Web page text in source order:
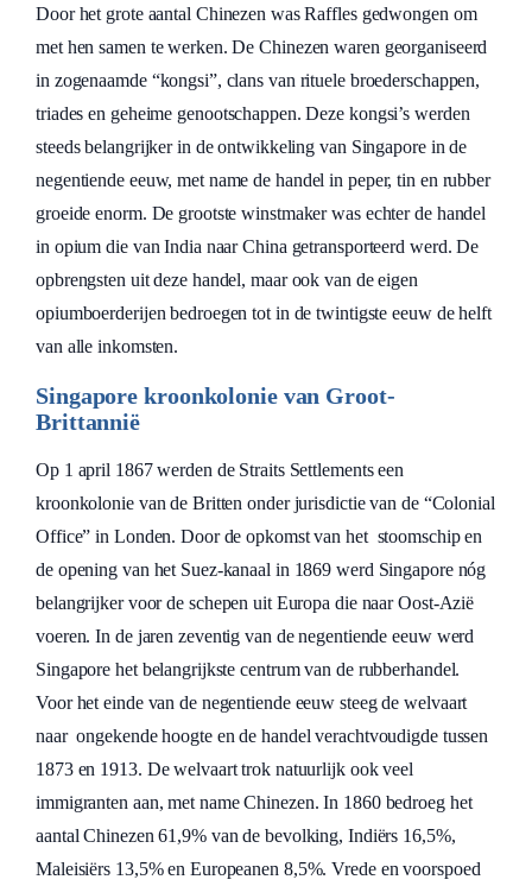
Door het grote aantal Chinezen was Raffles gedwongen om
met hen samen te werken. De Chinezen waren georganiseerd
in zogenaamde “kongsi”, clans van rituele broederschappen,
triades en geheime genootschappen. Deze kongsi’s werden
steeds belangrijker in de ontwikkeling van Singapore in de
negentiende eeuw, met name de handel in peper, tin en rubber
groeide enorm. De grootste winstmaker was echter de handel
in opium die van India naar China getransporteerd werd. De
opbrengsten uit deze handel, maar ook van de eigen
opiumboerderijen bedroegen tot in de twintigste eeuw de helft
van alle inkomsten.
Singapore kroonkolonie van Groot-
Brittannië
Op 1 april 1867 werden de Straits Settlements een
kroonkolonie van de Britten onder jurisdictie van de “Colonial
Office” in Londen. Door de opkomst van het stoomschip en
de opening van het Suez-kanaal in 1869 werd Singapore nóg
belangrijker voor de schepen uit Europa die naar Oost-Azië
voeren. In de jaren zeventig van de negentiende eeuw werd
Singapore het belangrijkste centrum van de rubberhandel.
Voor het einde van de negentiende eeuw steeg de welvaart
naar ongekende hoogte en de handel verachtvoudigde tussen
1873 en 1913. De welvaart trok natuurlijk ook veel
immigranten aan, met name Chinezen. In 1860 bedroeg het
aantal Chinezen 61,9% van de bevolking, Indiërs 16,5%,
Maleisiërs 13,5% en Europeanen 8,5%. Vrede en voorspoed